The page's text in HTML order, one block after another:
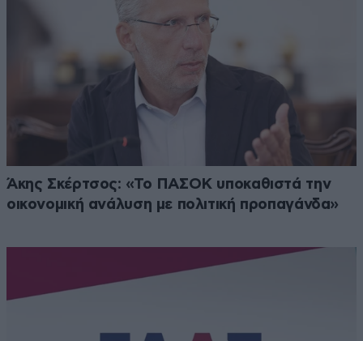
Άκης Σκέρτσος: «Το ΠΑΣΟΚ υποκαθιστά την
οικονομική ανάλυση με πολιτική προπαγάνδα»